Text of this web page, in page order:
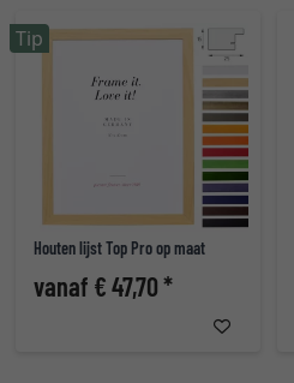
Houten lijst Top Pro op maat
vanaf € 47,70 *
Tip